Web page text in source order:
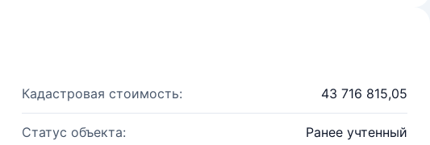
Кадастровая стоимость: 43 716 815,05
Статус объекта: Ранее учтенный